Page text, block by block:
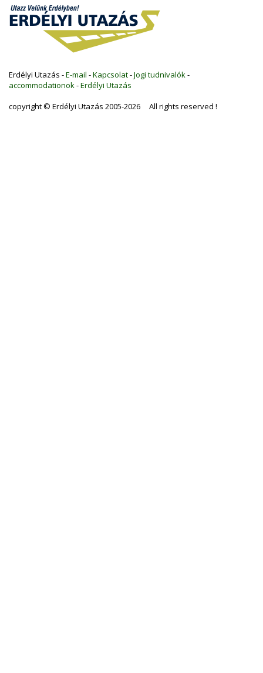
Erdélyi Utazás -E-mail -Kapcsolat-Jogi tudnivalók -
accommodationok -Erdélyi Utazás
copyright © Erdélyi Utazás 2005-2026 All rights reserved !